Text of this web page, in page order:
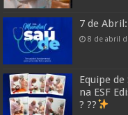
7 de
8 de abril
Equipe
na ESF
? ??